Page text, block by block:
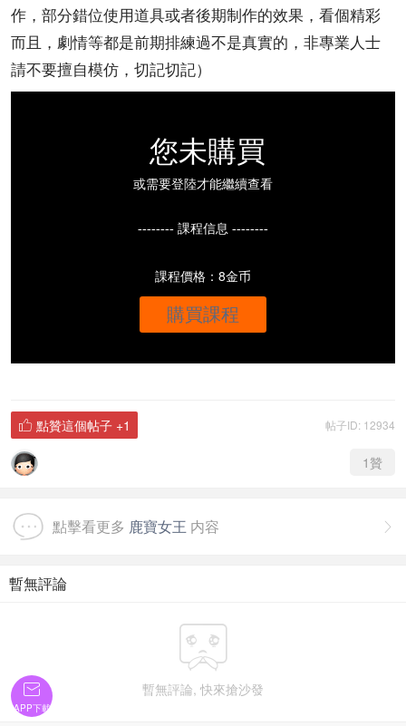
作，部分錯位使用道具或者後期制作的效果，看個精彩
而且，劇情等都是前期排練過不是真實的，非專業人士
請不要擅自模仿，切記切記）
您未購買
或需要登陸才能繼續查看
-------- 課程信息 --------
課程價格：8金币
購買課程
帖子ID: 12934
 點贊這個帖子 +1
1贊

點擊看更多 鹿寶女王 内容
暫無評論

暫無評論, 快來搶沙發

APP下載